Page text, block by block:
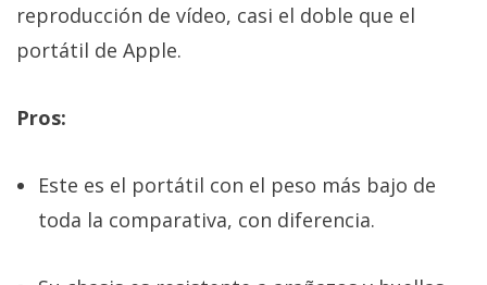
reproducción de vídeo, casi el doble que el
portátil de Apple.
Pros:
Este es el portátil con el peso más bajo de
toda la comparativa, con diferencia.